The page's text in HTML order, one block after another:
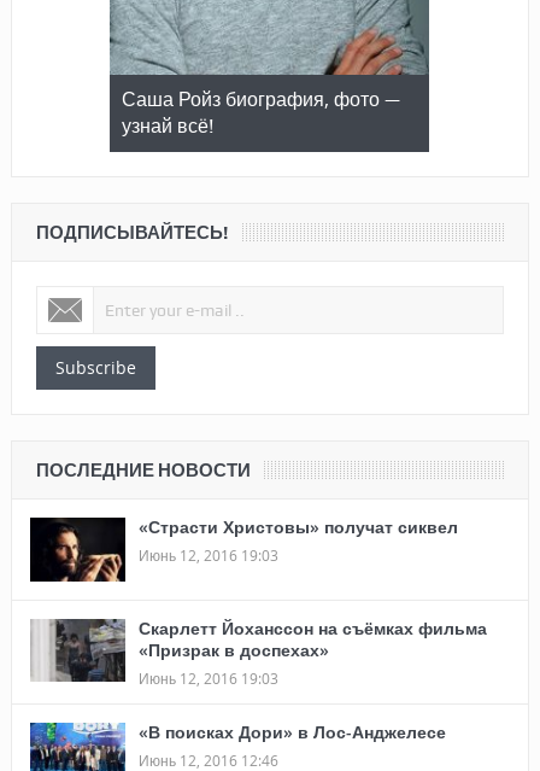
Саша Ройз биография, фото —
узнай всё!
ПОДПИСЫВАЙТЕСЬ!
Subscribe
ПОСЛЕДНИЕ НОВОСТИ
«Страсти Христовы» получат сиквел
Июнь 12, 2016 19:03
Скарлетт Йоханссон на съёмках фильма
«Призрак в доспехах»
Июнь 12, 2016 19:03
«В поисках Дори» в Лос-Анджелесе
Июнь 12, 2016 12:46